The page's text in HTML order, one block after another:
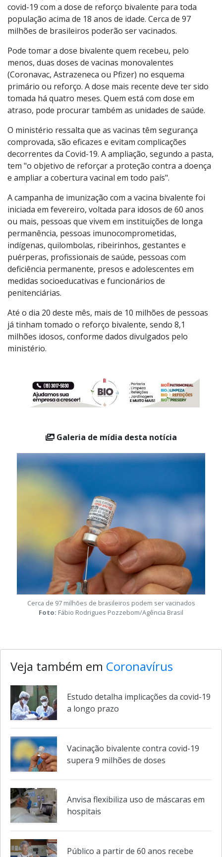
(24) a ampliação da campanha de vacinação contra
covid-19 com a dose de reforço bivalente para toda
população acima de 18 anos de idade. Cerca de 97
milhões de brasileiros poderão ser vacinados.
Pode tomar a dose bivalente quem recebeu, pelo
menos, duas doses de vacinas monovalentes
(Coronavac, Astrazeneca ou Pfizer) no esquema
primário ou reforço. A dose mais recente deve ter sido
tomada há quatro meses. Quem está com dose em
atraso, pode procurar também as unidades de saúde.
O ministério ressalta que as vacinas têm segurança
comprovada, são eficazes e evitam complicações
decorrentes da Covid-19. A ampliação, segundo a pasta,
tem "o objetivo de reforçar a proteção contra a doença
e ampliar a cobertura vacinal em todo país".
A campanha de imunização com a vacina bivalente foi
iniciada em fevereiro, voltada para idosos de 60 anos
ou mais, pessoas que vivem em instituições de longa
permanência, pessoas imunocomprometidas,
indígenas, quilombolas, ribeirinhos, gestantes e
puérperas, profissionais de saúde, pessoas com
deficiência permanente, presos e adolescentes em
medidas socioeducativas e funcionários de
penitenciárias.
Até o dia 20 deste mês, mais de 10 milhões de pessoas
já tinham tomado o reforço bivalente, sendo 8,1
milhões idosos, conforme dados divulgados pelo
Cerca de 97 milhões de brasileiros podem ser vacinados
Veja também em Coronavírus
Estudo detalha implicações da covid-19
a longo prazo
Vacinação bivalente contra covid-19
supera 9 milhões de doses
Anvisa flexibiliza uso de máscaras em
hospitais